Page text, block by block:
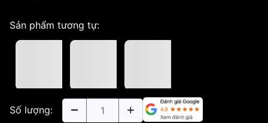
Sản phẩm tương tự:
Số lượng: